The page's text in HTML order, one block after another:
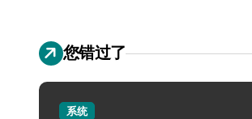
您错过了
系统